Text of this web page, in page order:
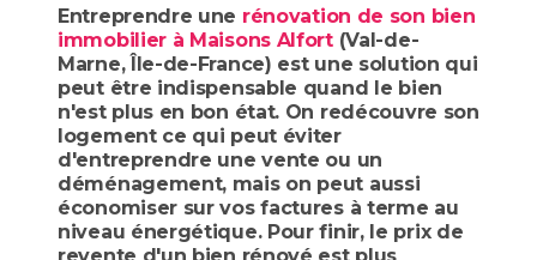
Entreprendre une rénovation de son bien
immobilier à Maisons Alfort(Val-de-
Marne, Île-de-France) est une solution qui
peut être indispensable quand le bien
n'est plus en bon état. On redécouvre son
logement ce qui peut éviter
d'entreprendre une vente ou un
déménagement, mais on peut aussi
économiser sur vos factures à terme au
niveau énergétique. Pour finir, le prix de
revente d'un bien rénové est plus